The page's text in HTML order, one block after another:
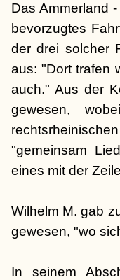
Das Ammerland
bevorzugtes
der drei solcher
aus: "Dort trafen
auch." Aus der
gewesen,
"gemeinsam
eines mit der
Wilhelm M. gab
gewesen, "wo
In seinem